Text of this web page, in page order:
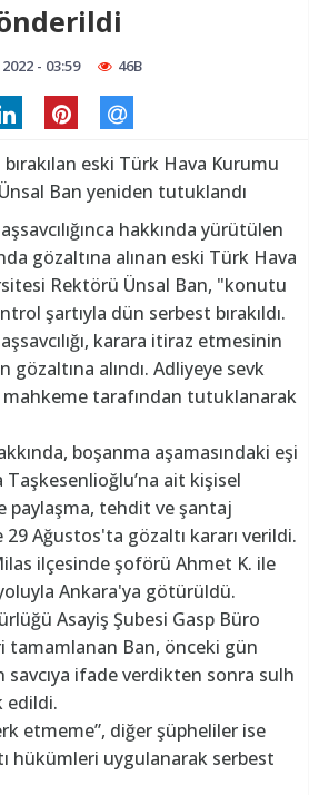
- 03:59 46B
eski Türk Hava Kurumu
Ban yeniden tutuklandı
hakkında yürütülen
gözaltına alınan eski Türk Hava
Rektörü Ünsal Ban, "konutu
şartıyla dün serbest bırakıldı.
karara itiraz etmesinin
gözaltına alındı. Adliyeye sevk
mahkeme tarafından tutuklanarak
boşanma aşamasındaki eşi
ait kişisel
paylaşma, tehdit ve şantaj
29 Ağustos'ta gözaltı kararı verildi.
ilçesinde şoförü Ahmet K. ile
Ankara'ya götürüldü.
Asayiş Şubesi Gasp Büro
tamamlanan Ban, önceki gün
ifade verdikten sonra sulh
edildi.
etmeme”, diğer şüpheliler ise
hükümleri uygulanarak serbest